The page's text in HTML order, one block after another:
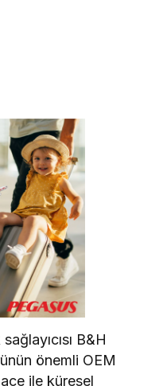
B&H
önemli OEM
ile küresel